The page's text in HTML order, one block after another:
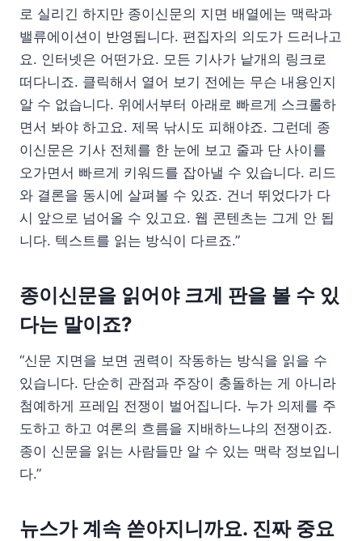
로 실리긴 하지만 종이신문의 지면 배열에는 맥락과
밸류에이션이 반영됩니다. 편집자의 의도가 드러나고
요. 인터넷은 어떤가요. 모든 기사가 낱개의 링크로
떠다니죠. 클릭해서 열어 보기 전에는 무슨 내용인지
알 수 없습니다. 위에서부터 아래로 빠르게 스크롤하
면서 봐야 하고요. 제목 낚시도 피해야죠. 그런데 종
이신문은 기사 전체를 한 눈에 보고 줄과 단 사이를
오가면서 빠르게 키워드를 잡아낼 수 있습니다. 리드
와 결론을 동시에 살펴볼 수 있죠. 건너 뛰었다가 다
시 앞으로 넘어올 수 있고요. 웹 콘텐츠는 그게 안 됩
니다. 텍스트를 읽는 방식이 다르죠.”
종이신문을 읽어야 크게 판을 볼 수 있
다는 말이죠?
“신문 지면을 보면 권력이 작동하는 방식을 읽을 수
있습니다. 단순히 관점과 주장이 충돌하는 게 아니라
첨예하게 프레임 전쟁이 벌어집니다. 누가 의제를 주
도하고 하고 여론의 흐름을 지배하느냐의 전쟁이죠.
종이 신문을 읽는 사람들만 알 수 있는 맥락 정보입니
다.”
뉴스가 계속 쏟아지니까요. 진짜 중요